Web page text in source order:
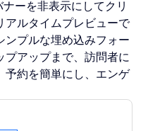
ーを非表示にしてクリ
アルタイムプレビューで
ンプルな埋め込みフォー
プアップまで、訪問者に
予約を簡単にし、エンゲ